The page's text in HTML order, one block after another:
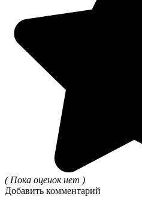
( Пока оценок нет )
Добавить комментарий